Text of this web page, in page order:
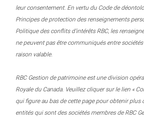
leur consentement. En vertu du Code de
Principes de protection des renseignements
Politique des conflits d’intérêts RBC, les
ne peuvent pas être communiqués entre sociétés
raison valable.
RBC Gestion de patrimoine est une division
Royale du Canada. Veuillez cliquer sur le lien «
qui figure au bas de cette page pour obtenir plus
entités qui sont des sociétés membres de RBC